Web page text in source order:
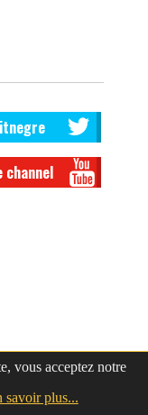
vous acceptez notre
savoir plus...
channel